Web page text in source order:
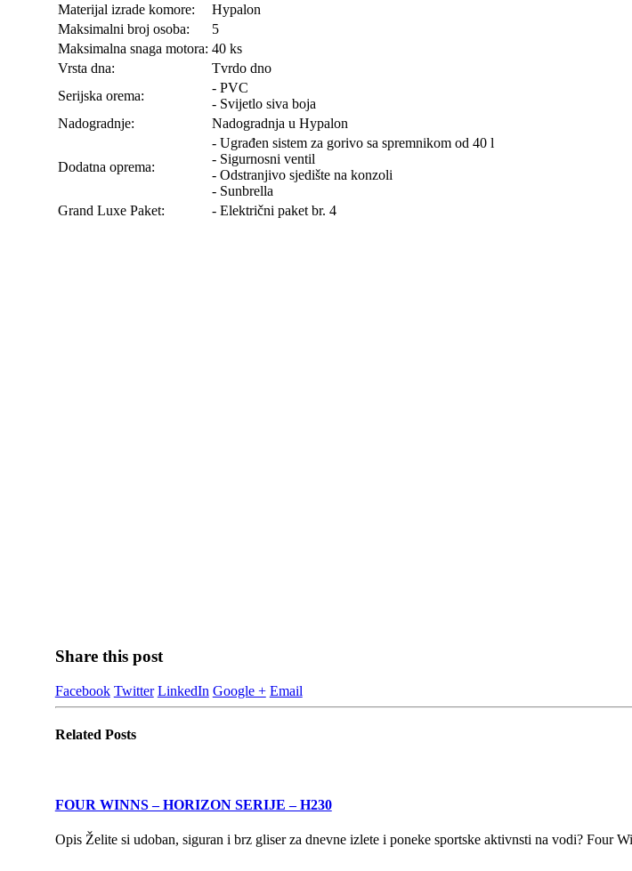
Materijal izrade komore:
Hypalon
Maksimalni broj osoba:
5
Maksimalna snaga motora: 40 ks
Vrsta dna:
Tvrdo dno
Serijska orema:
- PVC
- Svijetlo siva boja
Nadogradnje:
Nadogradnja u Hypalon
Dodatna oprema:
- Ugrađen sistem za gorivo sa spremnikom od 40 l
- Sigurnosni ventil
- Odstranjivo sjedište na konzoli
- Sunbrella
Grand Luxe Paket:
- Električni paket br. 4
Share this post
Facebook Twitter LinkedIn Google + Email
Related Posts
FOUR WINNS – HORIZON SERIJE – H230
Opis Želite si udoban, siguran i brz gliser za dnevne izlete i poneke sportske aktivnsti na vodi? Four